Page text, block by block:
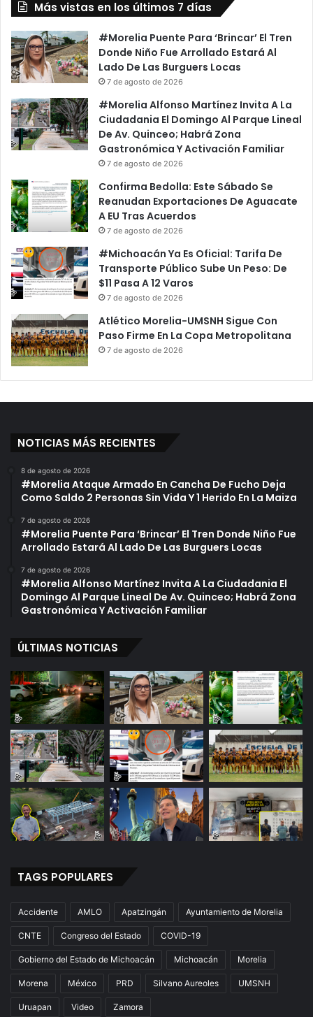
Más vistas en los últimos 7 días
#Morelia Puente Para ‘Brincar’ El Tren
Donde Niño Fue Arrollado Estará Al
Lado De Las Burguers Locas
7 de agosto de 2026
#Morelia Alfonso Martínez Invita A La
Ciudadania El Domingo Al Parque Lineal
De Av. Quinceo; Habrá Zona
Gastronómica Y Activación Familiar
7 de agosto de 2026
Confirma Bedolla: Este Sábado Se
Reanudan Exportaciones De Aguacate
A EU Tras Acuerdos
7 de agosto de 2026
#Michoacán Ya Es Oficial: Tarifa De
Transporte Público Sube Un Peso: De
$11 Pasa A 12 Varos
7 de agosto de 2026
Atlético Morelia-UMSNH Sigue Con
Paso Firme En La Copa Metropolitana
7 de agosto de 2026
NOTICIAS MÁS RECIENTES
8 de agosto de 2026
#Morelia Ataque Armado En Cancha De Fucho Deja
Como Saldo 2 Personas Sin Vida Y 1 Herido En La Maiza
7 de agosto de 2026
#Morelia Puente Para ‘Brincar’ El Tren Donde Niño Fue
Arrollado Estará Al Lado De Las Burguers Locas
7 de agosto de 2026
#Morelia Alfonso Martínez Invita A La Ciudadania El
Domingo Al Parque Lineal De Av. Quinceo; Habrá Zona
Gastronómica Y Activación Familiar
ÚLTIMAS NOTICIAS
TAGS POPULARES
Accidente AMLO Apatzingán Ayuntamiento de Morelia
CNTE Congreso del Estado COVID-19
Gobierno del Estado de Michoacán Michoacán Morelia
Morena México PRD Silvano Aureoles UMSNH
Uruapan Video Zamora